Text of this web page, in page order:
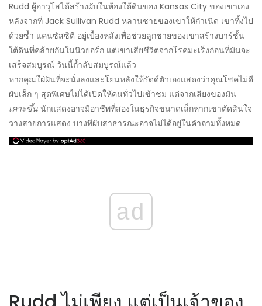
Rudd ผู้อาวุโสได้สร้างผับในห้องใต้ดินของ Kansas City ของเขาเอง
หลังจากที่ Jack Sullivan Rudd หลานชายของเขาให้กำเนิด เขาทิ้งไป
ด้วยซ้ำ แคนซัสซิตี อยู่เบื้องหลังเพื่อช่วยลูกชายของเขาสร้างบาร์ชั้น
ใต้ดินที่คล้ายกันในนิวยอร์ก แต่เขาเสียชีวิตจากโรคมะเร็งก่อนที่มันจะ
เสร็จสมบูรณ์ วันนี้ถ้ำลับสมบูรณ์แล้ว
หากคุณใฝ่ฝันที่จะนั่งลงและโยนหลังให้รัดด์ตัวเองแสดงว่าคุณโชคไม่ดี
ผับเล็ก ๆ สุดพิเศษไม่ได้เปิดให้คนทั่วไปเข้าชม แต่จากเสียงของมัน
เคาะขึ้น นักแสดงอาจมีอาชีพที่สองในธุรกิจขนาดเล็กหากเขาตัดสินใจ
วางสายการแสดง บางทีผับสาธารณะอาจไม่ได้อยู่ในคำถามทั้งหมด
ad